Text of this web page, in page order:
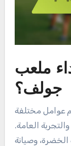
ملعب
جولف؟
عوامل مختلفة
العامة.
وصيانة